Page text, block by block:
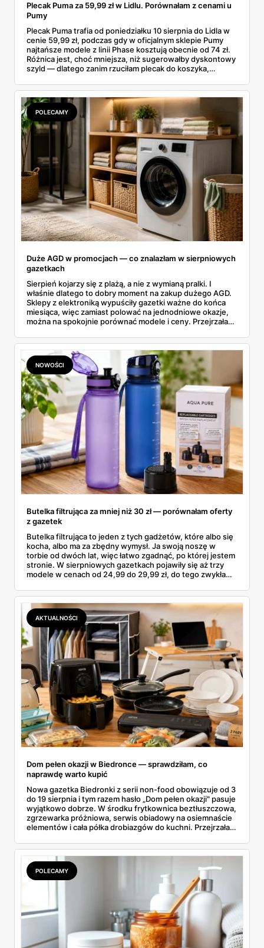
Plecak Puma za 59,99 zł w Lidlu. Porównałam z cenami u
Pumy
Plecak Puma trafia od poniedziałku 10 sierpnia do Lidla w
cenie 59,99 zł, podczas gdy w oficjalnym sklepie Pumy
najtańsze modele z linii Phase kosztują obecnie od 74 zł.
Różnica jest, choć mniejsza, niż sugerowałby dyskontowy
szyld — dlatego zanim rzuciłam plecak do koszyka,
rozpiska: co dokładnie sprzedaje Lidl, ile kosztują
odpowiedniki u producenta i komu ten zakup naprawdę
się opłaci.
POLECAMY
Duże AGD w promocjach — co znalazłam w sierpniowych
gazetkach
Sierpień kojarzy się z plażą, a nie z wymianą pralki. I
właśnie dlatego to dobry moment na zakup dużego AGD.
Sklepy z elektroniką wypuściły gazetki ważne do końca
miesiąca, więc zamiast polować na jednodniowe okazje,
można na spokojnie porównać modele i ceny. Przejrzałam
znalazłam, z cenami i terminami.
NOWOŚCI
Butelka filtrująca za mniej niż 30 zł — porównałam oferty
z gazetek
Butelka filtrująca to jeden z tych gadżetów, które albo się
kocha, albo ma za zbędny wymysł. Ja swoją noszę w
torbie od dwóch lat, więc łatwo zgadnąć, po której jestem
stronie. W sierpniowych gazetkach pojawiły się aż trzy
modele w cenach od 24,99 do 29,99 zł, do tego zwykła
wszystkie oferty i policzyłam, kiedy taki zakup faktycznie
się opłaca.
AKTUALNOŚCI
Dom pełen okazji w Biedronce — sprawdziłam, co
naprawdę warto kupić
Nowa gazetka Biedronki z serii non-food obowiązuje od 3
do 19 sierpnia i tym razem hasło „Dom pełen okazji" pasuje
wyjątkowo dobrze. W środku frytkownica beztłuszczowa,
zgrzewarka próżniowa, serwis obiadowy na osiemnaście
elementów i cała półka drobiazgów do kuchni. Przejrzałam
się przy półce z samego rana.
POLECAMY